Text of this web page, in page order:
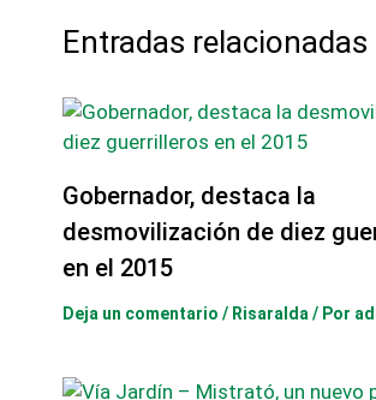
Entradas relacionadas
Gobernador, destaca la
desmovilización de diez
en el 2015
Deja un comentario / Risaralda/ Por